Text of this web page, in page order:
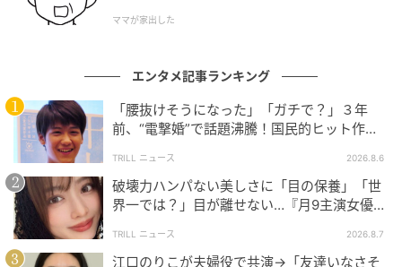
問い合わせ先
https://www.etro.com
元記事で読む
次の記事
マリオン・コティヤールの登場に、ビアリッ
ツ映画祭が騒然。
ママが家出した
エンタメ記事ランキング
「腰抜けそうになった」「ガチで？」３年
前、“電撃婚”で話題沸騰！国民的ヒット作
TRILL ニュース 2026.8.6
破壊力ハンパない美しさに「目の保養」「世
界一では？」目が離せない…『月9主演女優
TRILL ニュース 2026.8.7
江口のりこが夫婦役で共演→「友達いなさそ